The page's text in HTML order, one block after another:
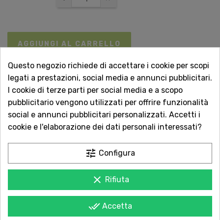
AGGIUNGI AL CARRELLO
Non disponibile
Vuoi essere avvisato quando torna disponibile?
Inserisci la tua email.
AVVISAMI QUANDO DISPONIBILE
Acquista in totale sicurezza
Dal 1957 a Catania. Clicca e leggi le oltre
Questo negozio richiede di accettare i cookie per scopi
legati a prestazioni, social media e annunci pubblicitari.
I cookie di terze parti per social media e a scopo
pubblicitario vengono utilizzati per offrire funzionalità
social e annunci pubblicitari personalizzati. Accetti i
cookie e l'elaborazione dei dati personali interessati?
tune Configura
clear Rifiuta
done_all Accetta